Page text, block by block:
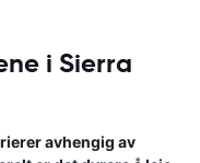
i Sierra
avhengig av